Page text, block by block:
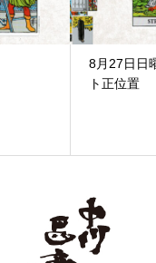
8月27日日
ト正位置